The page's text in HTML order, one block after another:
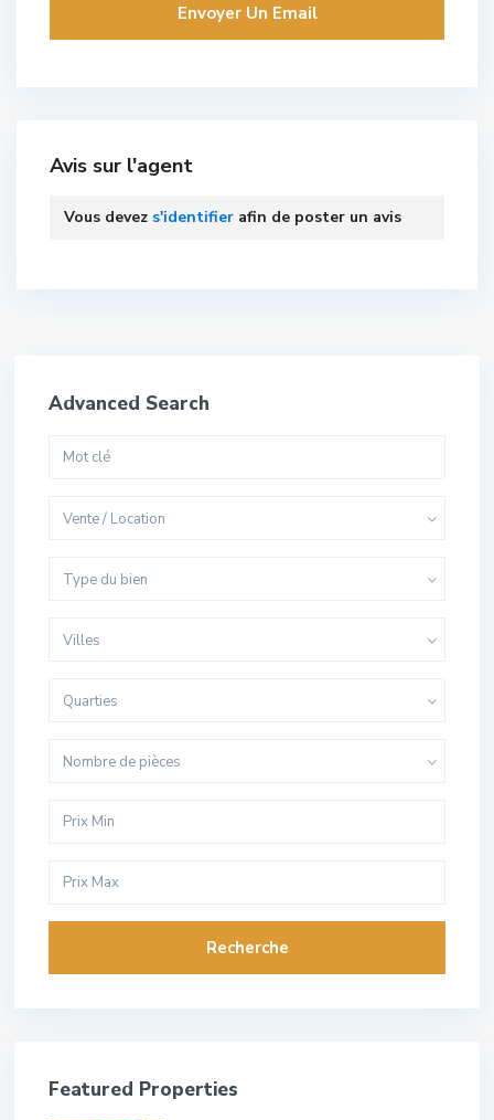
Avis sur l'agent
Vous devez s'identifier afin de poster un avis
Advanced Search
Vente / Location
Type du bien
Villes
Quarties
Nombre de pièces
Recherche
Featured Properties